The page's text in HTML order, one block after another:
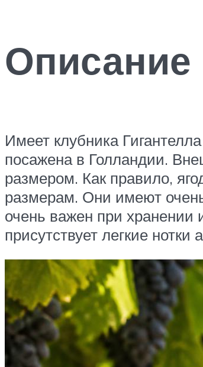
Описание
Имеет клубника
посажена в Голландии.
размером. Как правило,
размерам. Они имеют
очень важен при хранении
присутствует легкие нотки